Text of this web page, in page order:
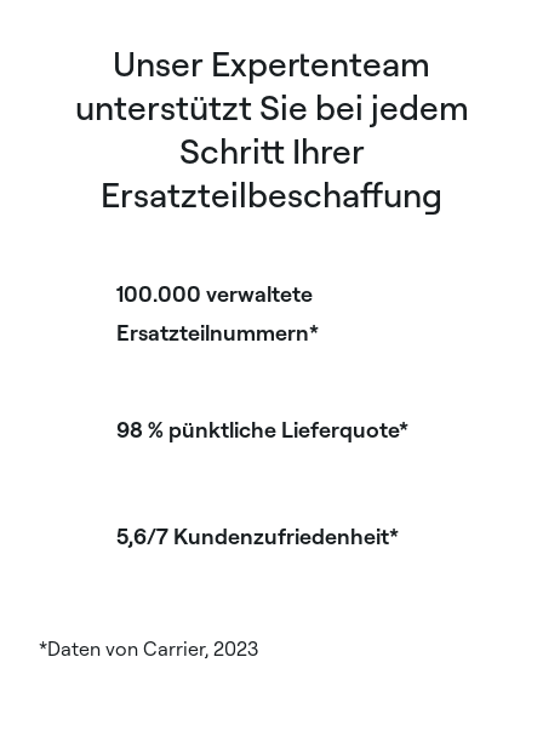
Unser Expertenteam
unterstützt Sie bei jedem
Schritt Ihrer
Ersatzteilbeschaffung
100.000 verwaltete
Ersatzteilnummern*
98 % pünktliche Lieferquote*
5,6/7 Kundenzufriedenheit*
*Daten von Carrier, 2023